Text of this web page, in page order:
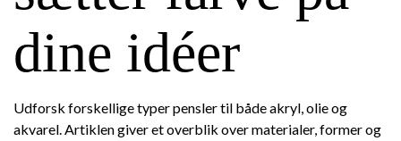
dine idéer
Udforsk forskellige typer pensler til både akryl, olie og
akvarel. Artiklen giver et overblik over materialer, former og